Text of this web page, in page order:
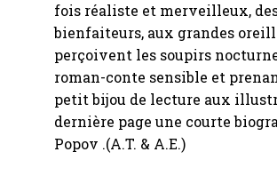
fois réaliste et merveilleux,
bienfaiteurs, aux grandes
perçoivent les soupirs
roman-conte sensible et
petit bijou de lecture aux
dernière page une courte
Popov .(A.T. & A.E.)